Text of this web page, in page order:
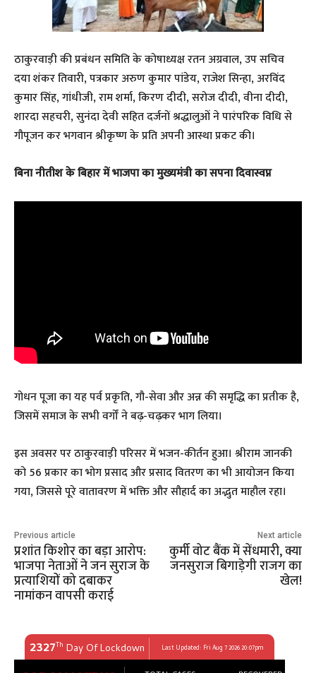
ठाकुरवाड़ी की प्रबंधन समिति के कोषाध्यक्ष रतन अग्रवाल, उप सचिव
दया शंकर तिवारी, पत्रकार अरुण कुमार पांडेय, राजेश सिन्हा, अरविंद
कुमार सिंह, गांधीजी, राम शर्मा, किरण दीदी, सरोज दीदी, वीना दीदी,
शारदा सहचरी, सुनंदा देवी सहित दर्जनों श्रद्धालुओं ने पारंपरिक विधि से
गौपूजन कर भगवान श्रीकृष्ण के प्रति अपनी आस्था प्रकट की।
बिना नीतीश के बिहार में भाजपा का मुख्यमंत्री का सपना दिवास्वप्न
गोधन पूजा का यह पर्व प्रकृति, गौ-सेवा और अन्न की समृद्धि का प्रतीक है,
जिसमें समाज के सभी वर्गों ने बढ़-चढ़कर भाग लिया।
इस अवसर पर ठाकुरवाड़ी परिसर में भजन-कीर्तन हुआ। श्रीराम जानकी
को 56 प्रकार का भोग प्रसाद और प्रसाद वितरण का भी आयोजन किया
गया, जिससे पूरे वातावरण में भक्ति और सौहार्द का अद्भुत माहौल रहा।
Previous article
प्रशांत किशोर का बड़ा आरोप:
भाजपा नेताओं ने जन सुराज के
प्रत्याशियों को दबाकर
नामांकन वापसी कराई
Next article
कुर्मी वोट बैंक में सेंधमारी, क्या
जनसुराज बिगाड़ेगी राजग का
खेल!